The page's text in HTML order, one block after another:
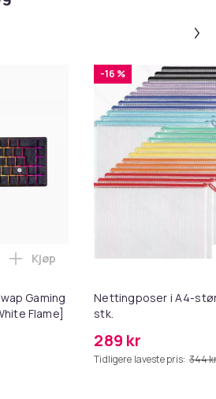
Gaming
Flame]
Legg BLACKICE Base 65
Kjøp
-16 %
Nettingposer i A4-
stk.
289 kr
Tidligere laveste pris: 344